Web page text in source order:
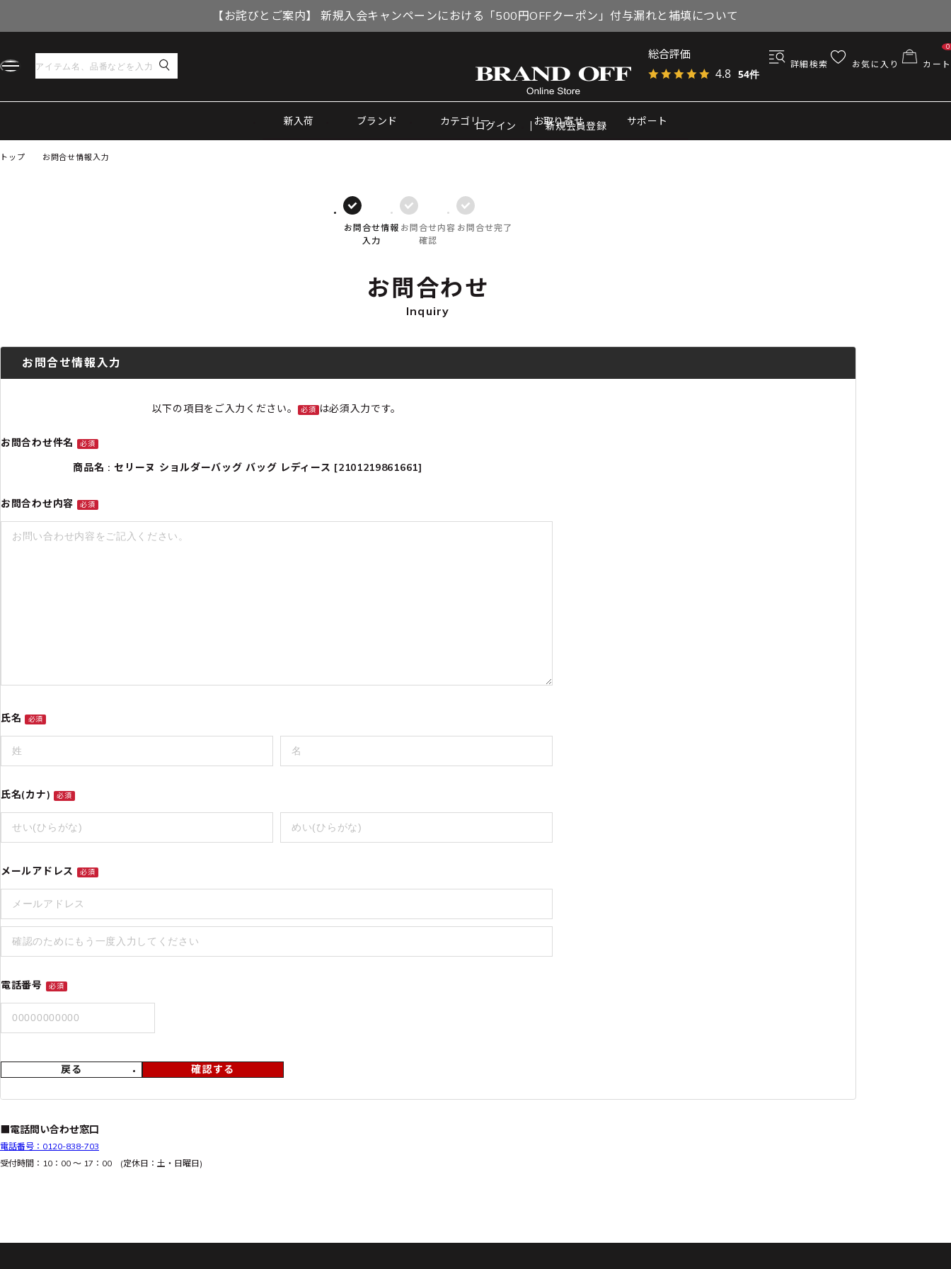
【お詫びとご案内】 新規入会キャンペーンにおける「500円OFFクーポン」付与漏れと補填について
総合評価
4.8 54件
詳細検索 お気に入り カート
0
新入荷 ブランド カテゴリー お取り寄せ サポート
ログイン 新規会員登録
トップ お問合せ情報入力
お問合せ情報
入力
お問合せ内容
確認
お問合せ完了
お問合わせ
Inquiry
お問合せ情報入力
以下の項目をご入力ください。 必須 は必須入力です。
お問合わせ件名 必須
商品名 : セリーヌ ショルダーバッグ バッグ レディース [2101219861661]
お問合わせ内容 必須
氏名 必須
氏名(カナ) 必須
メールアドレス 必須
電話番号 必須
戻る 確認する
■電話問い合わせ窓口
電話番号：0120-838-703
受付時間：10：00 ～ 17：00 (定休日：土・日曜日)